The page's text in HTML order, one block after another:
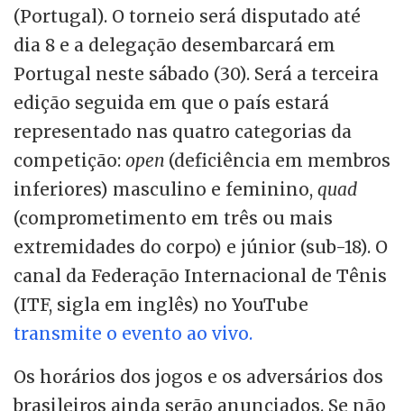
(Portugal). O torneio será disputado até
dia 8 e a delegação desembarcará em
Portugal neste sábado (30). Será a terceira
edição seguida em que o país estará
representado nas quatro categorias da
competição: open (deficiência em membros
inferiores) masculino e feminino, quad
(comprometimento em três ou mais
extremidades do corpo) e júnior (sub-18). O
canal da Federação Internacional de Tênis
(ITF, sigla em inglês) no YouTube
transmite o evento ao vivo.
Os horários dos jogos e os adversários dos
brasileiros ainda serão anunciados. Se não